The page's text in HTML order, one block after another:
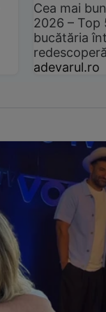
Cea mai
2026 –
bucătăria
adevarul.ro